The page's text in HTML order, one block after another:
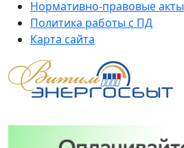
Нормативно-правовые акты
Политика работы с ПД
Карта сайта